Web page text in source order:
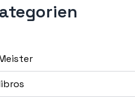
Universität
an
ansehen